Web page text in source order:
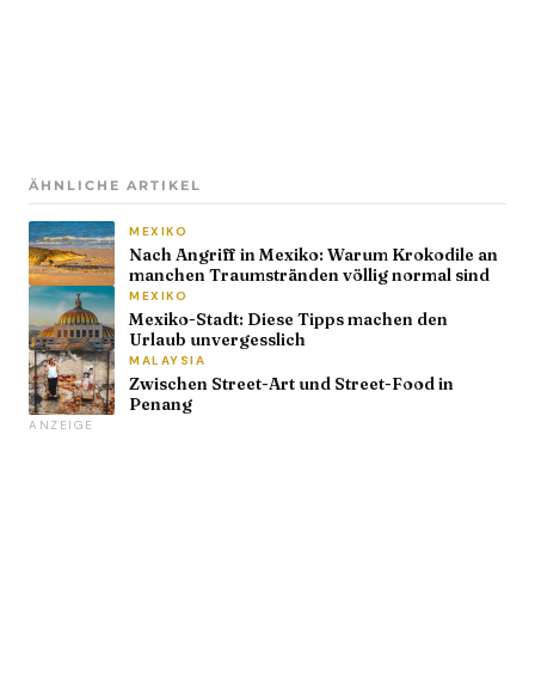
ÄHNLICHE ARTIKEL
MEXIKO
Nach Angriff in Mexiko: Warum Krokodile an
manchen Traumstränden völlig normal sind
MEXIKO
Mexiko-Stadt: Diese Tipps machen den
Urlaub unvergesslich
MALAYSIA
Zwischen Street-Art und Street-Food in
Penang
ANZEIGE